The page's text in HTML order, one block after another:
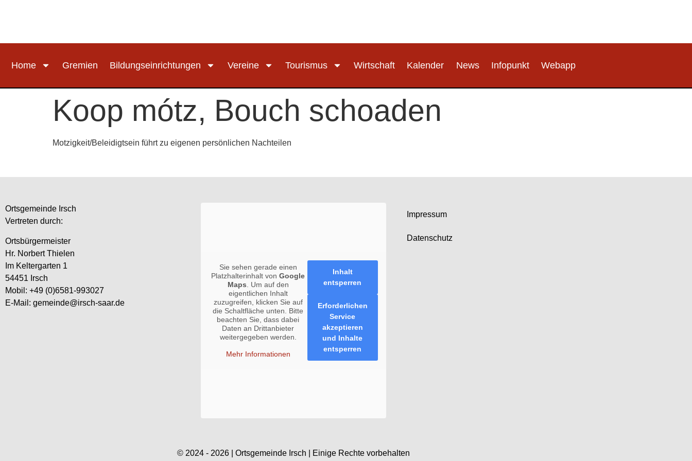
Home Gremien Bildungseinrichtungen Vereine Tourismus Wirtschaft Kalender News Infopunkt Webapp
Koop mótz, Bouch schoaden
Motzigkeit/Beleidigtsein führt zu eigenen persönlichen Nachteilen
Ortsgemeinde Irsch
Vertreten durch:
Ortsbürgermeister
Hr. Norbert Thielen
Im Keltergarten 1
54451 Irsch
Mobil: +49 (0)6581-993027
E-Mail: gemeinde@irsch-saar.de
Sie sehen gerade einen
Platzhalterinhalt vonGoogle
Maps . Um auf den
eigentlichen Inhalt
zuzugreifen, klicken Sie auf
die Schaltfläche unten. Bitte
beachten Sie, dass dabei
Daten an Drittanbieter
weitergegeben werden.
Mehr Informationen
Inhalt
entsperren
Erforderlichen
Service
akzeptieren
und Inhalte
entsperren
Impressum
Datenschutz
© 2024 - 2026 | Ortsgemeinde Irsch | Einige Rechte vorbehalten